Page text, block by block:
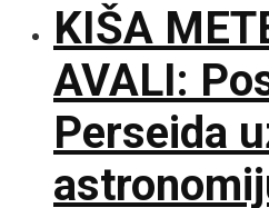
KIŠA
AVALI:
Perseida